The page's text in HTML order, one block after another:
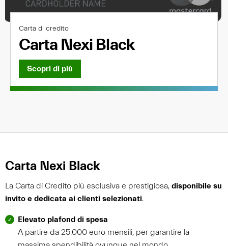
Carta Nexi Black
Carta di credito
Scopri di più
Carta Nexi Black
La Carta di Credito più esclusiva e prestigiosa, disponibile su
invito e dedicata ai clienti selezionati.
Elevato plafond di spesa
A partire da 25.000 euro mensili, per garantire la